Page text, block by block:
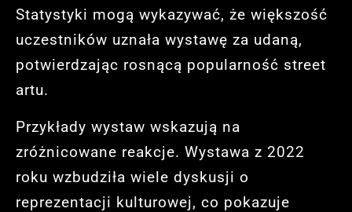
Statystyki mogą wykazywać, że większość
uczestników uznała wystawę za udaną,
potwierdzając rosnącą popularność street
artu.
Przykłady wystaw wskazują na
zróżnicowane reakcje. Wystawa z 2022
roku wzbudziła wiele dyskusji o
reprezentacji kulturowej, co pokazuje